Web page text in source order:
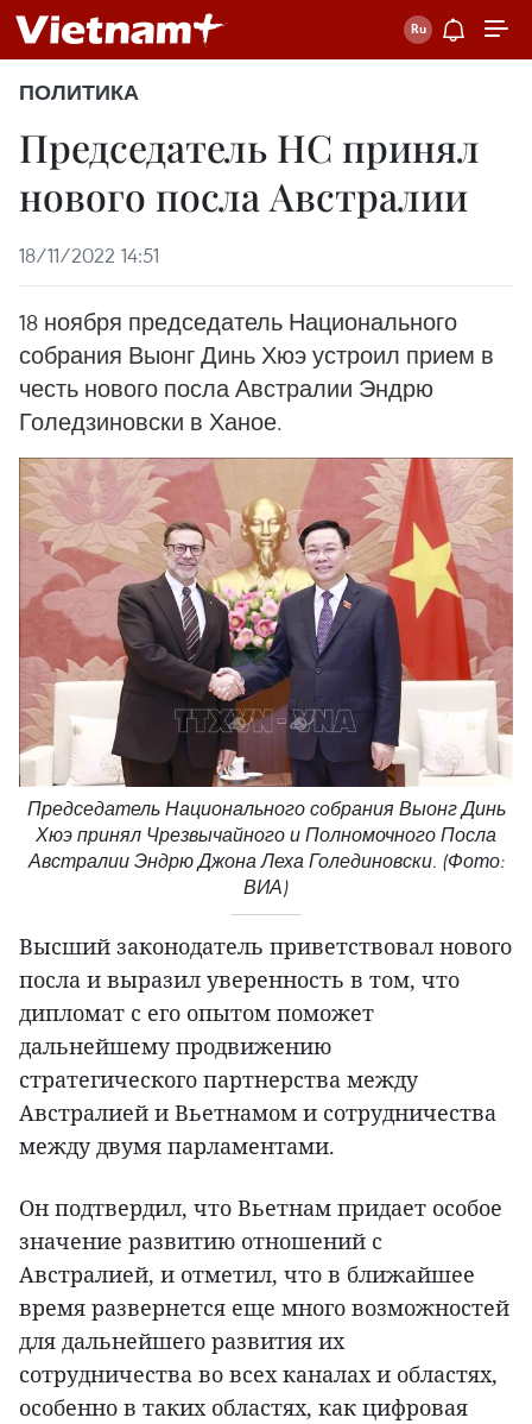
ПОЛИТИКА
Председатель НС принял
нового посла Австралии
18/11/2022 14:51
18 ноября председатель Национального
собрания Выонг Динь Хюэ устроил прием в
честь нового посла Австралии Эндрю
Голедзиновски в Ханое.
Председатель Национального собрания Выонг Динь
Хюэ принял Чрезвычайного и Полномочного Посла
Австралии Эндрю Джона Леха Голединовски. (Фото:
ВИА)
Высший законодатель приветствовал нового
посла и выразил уверенность в том, что
дипломат с его опытом поможет
дальнейшему продвижению
стратегического партнерства между
Австралией и Вьетнамом и сотрудничества
между двумя парламентами.
Он подтвердил, что Вьетнам придает особое
значение развитию отношений с
Австралией, и отметил, что в ближайшее
время развернется еще много возможностей
для дальнейшего развития их
сотрудничества во всех каналах и областях,
особенно в таких областях, как цифровая